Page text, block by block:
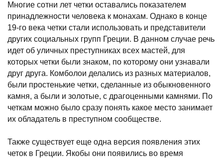
Многие сотни лет четки оставались показателем
принадлежности человека к монахам. Однако в конце
19-го века четки стали использовать и представители
других социальных групп Греции. В данном случае речь
идет об уличных преступниках всех мастей, для
которых четки были знаком, по которому они узнавали
друг друга. Комболои делались из разных материалов,
были простенькие четки, сделанные из обыкновенного
камня, а были и золотые, с драгоценными камнями. По
четкам можно было сразу понять какое место занимает
их обладатель в преступном сообществе.
Также существует еще одна версия появления этих
четок в Греции. Якобы они появились во время